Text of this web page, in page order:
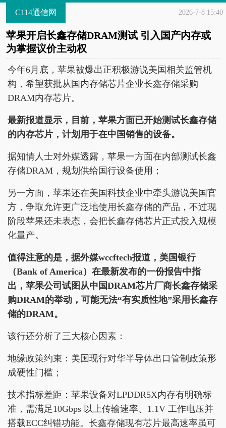
C114通信网 2026-7-8 15:40
苹果开启长鑫存储DRAM测试 引入国产内存或
为掌握议价主动权
今年6月底，苹果被爆出正积极游说美国相关监管机
构，希望获批从国内存储芯片企业长鑫存储采购
DRAM内存芯片。
最新报道显示，目前，苹果方面已开始测试长鑫存储
的内存芯片，计划用于在中国销售的设备。
据知情人士对外媒透露，苹果一方面在内部测试长鑫
存储DRAM，规划供给国行设备使用；
另一方面，苹果还在美国科技企业中牵头游说美国官
方，争取允许更广泛地使用长鑫存储的产品，不过现
阶段苹果还未表态，会把长鑫存储芯片正式投入规模
化量产。
值得注意的是，据外媒wccftech报道，美国银行
（Bank of America）在最新发布的一份报告中指
出，苹果公司试图从中国DRAM芯片厂商长鑫存储采
购DRAM的举动，可能无法“有实质性地”采用长鑫存
储的DRAM。
该行还分析了三大核心因素：
地缘政策约束：美国现行对华半导体出口管制政策形
成硬性门槛；
技术指标差距：苹果设备对LPDDR5X内存有明确标
准，需满足10Gbps 以上传输速率、1.1V 工作电压并
搭载ECC纠错功能。长鑫存储现有芯片最高速率虽可